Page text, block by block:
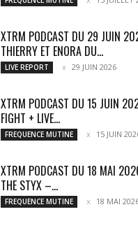
XTRM PODCAST DU 29 JUIN
THIERRY ET ENORA DU...
LIVE REPORT 29 JUIN 2026
XTRM PODCAST DU 15 JUIN
FIGHT + LIVE...
FREQUENCE MUTINE 15 JUIN
XTRM PODCAST DU 18 MAI
THE STYX –...
FREQUENCE MUTINE 18 MAI